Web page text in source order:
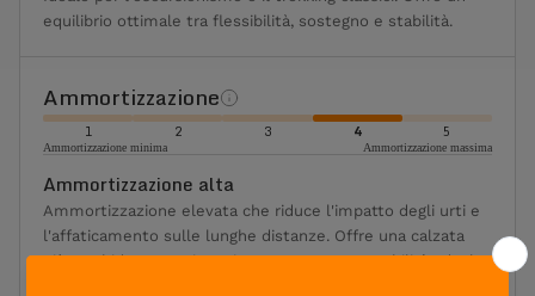
equilibrio ottimale tra flessibilità, sostegno e stabilità.
Ammortizzazione
1 2 3 4 5
Ammortizzazione minima Ammortizzazione massima
Ammortizzazione alta
Ammortizzazione elevata che riduce l'impatto degli urti e
l'affaticamento sulle lunghe distanze. Offre una calzata
più morbida senza rinunciare a sostegno e stabilità. Ideale